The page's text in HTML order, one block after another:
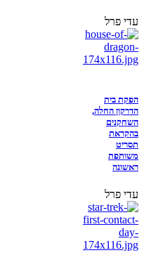
עדי פרל
הפקת בית
הדרקון החלה,
השחקנים
בהקראת
תסריט
משותפת
ראשונה
עדי פרל